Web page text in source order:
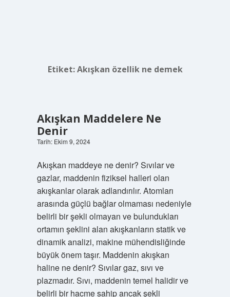
Etiket:Akışkan özellik ne demek
Akışkan Maddelere Ne
Denir
Tarih: Ekim 9, 2024
Akışkan maddeye ne denir? Sıvılar ve
gazlar, maddenin fiziksel halleri olan
akışkanlar olarak adlandırılır. Atomları
arasında güçlü bağlar olmaması nedeniyle
belirli bir şekli olmayan ve bulundukları
ortamın şeklini alan akışkanların statik ve
dinamik analizi, makine mühendisliğinde
büyük önem taşır. Maddenin akışkan
haline ne denir? Sıvılar gaz, sıvı ve
plazmadır. Sıvı, maddenin temel halidir ve
belirli bir hacme sahip ancak şekli